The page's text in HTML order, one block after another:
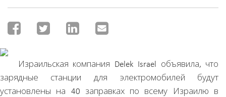
Израильская компания Delek Israel объявила, что
зарядные станции для электромобилей будут
установлены на 40 заправках по всему Израилю в